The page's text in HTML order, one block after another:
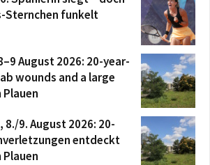
Sternchen funkelt
August 2026: 20-year-
wounds and a large
8./9. August 2026: 20-
entdeckt